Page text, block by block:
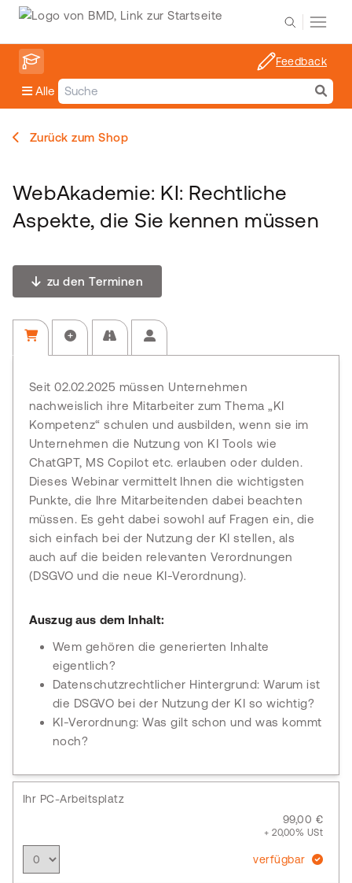
Alle
Feedback
Zurück zum Shop
WebAkademie: KI: Rechtliche
Aspekte, die Sie kennen müssen
zu den Terminen
Seit 02.02.2025 müssen Unternehmen
nachweislich ihre Mitarbeiter zum Thema„KI
Kompetenz“ schulen und ausbilden, wenn sie im
Unternehmen die Nutzung von KI Tools wie
ChatGPT, MS Copilot etc. erlauben oder dulden.
Dieses Webinar vermittelt Ihnen die wichtigsten
Punkte, die Ihre Mitarbeitenden dabei beachten
müssen. Es geht dabei sowohl auf Fragen ein, die
sich einfach bei der Nutzung der KI stellen, als
auch auf die beiden relevanten Verordnungen
(DSGVO und die neue KI-Verordnung).
Auszug aus dem Inhalt:
Wem gehören die generierten Inhalte
eigentlich?
Datenschutzrechtlicher Hintergrund: Warum ist
die DSGVO bei der Nutzung der KI so wichtig?
KI-Verordnung: Was gilt schon und was kommt
noch?
Ihr PC-Arbeitsplatz
99,00 €
+ 20,00% USt
verfügbar